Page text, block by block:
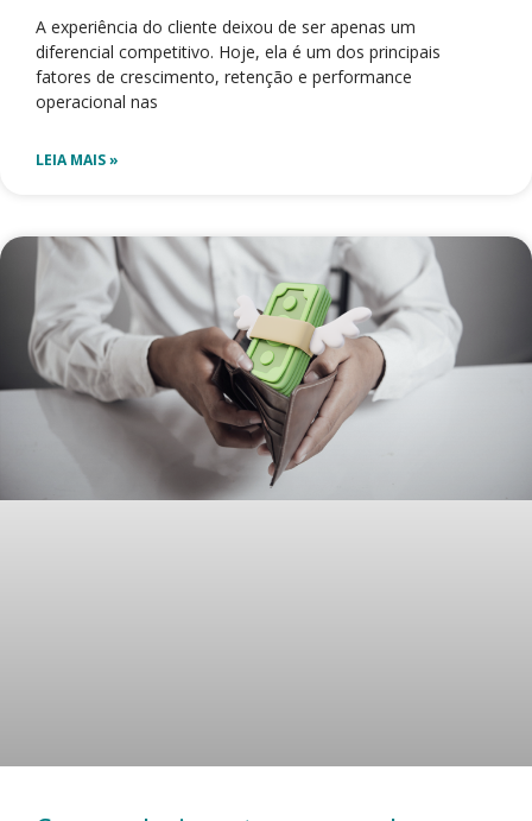
A experiência do cliente deixou de ser apenas um
diferencial competitivo. Hoje, ela é um dos principais
fatores de crescimento, retenção e performance
operacional nas
LEIA MAIS »